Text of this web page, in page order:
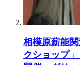
相模原薪能
クショップ